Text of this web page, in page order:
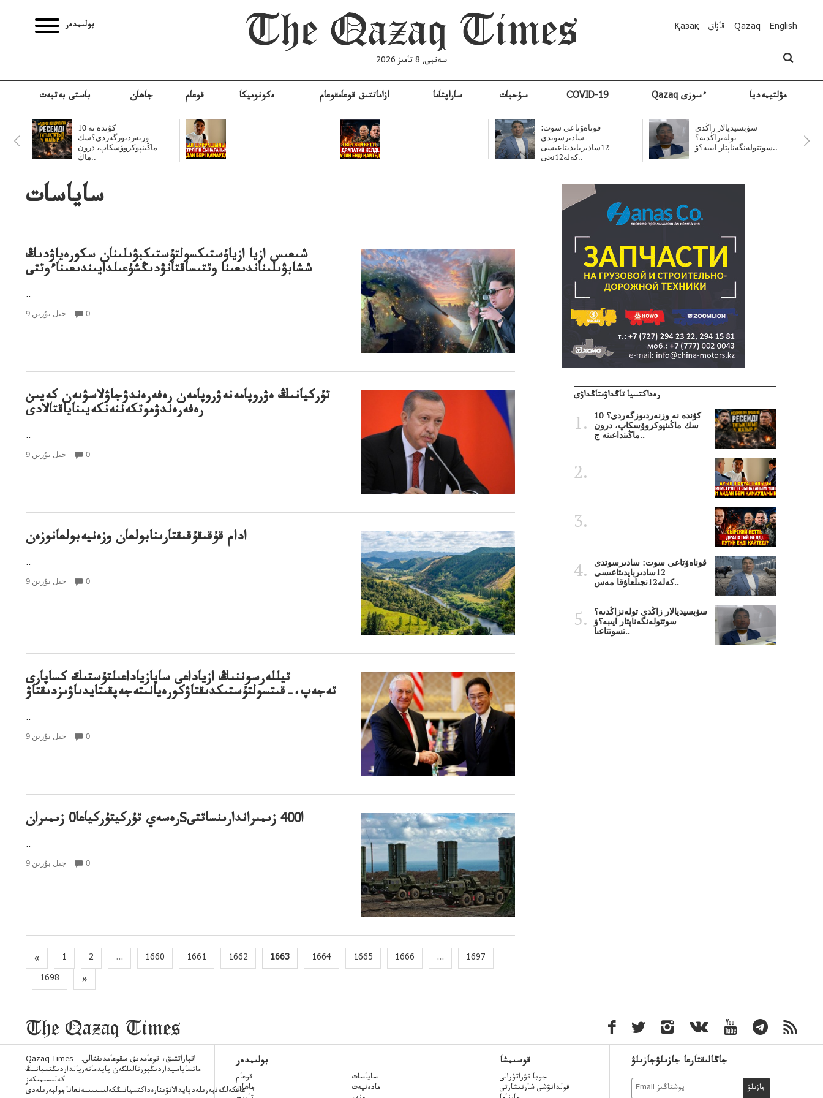
بولىمدەر
سەنبى, 8 تامىز 2026
Қазақ قازاق Qazaq English
باستى بەتبەت جاھان قوعام ەكونوميكا ازاماتتىق قوعامقوعام ساراپتاما سۇحبات COVID-19 Qazaq ءسوزى مۋلتيمەديا
10 كۇندە نە
وزنەردىوزگەردى؟سك
ماڭىنپوكروۆسكاپ، درون
ماڭ..
قوناەۆتاعى سوت:
سادىرسوتدى
12سادىربايدىتاعىسى
كەلە12نجى..
سۋبسيديالار زاڭدى
تولەنزاڭدىە؟
سوتتولەنگەناپتار ايىبە؟ۋ..
ساياسات
شىعىس ازيا ازياۇستىكسولتۇستىكبۋىلىنان سكورەياۋدىڭ
ششابۋىلىناندىعىنا وتتىساقتانۋدىڭشۇعىلدايىندىعىناءوتتى
..
9 جىل بۇرىن 0
تۇركيانىڭ ەۋروپامەنەۋروپامەن رەفەرەندۋجاۋلاسۋىەن كەيىن
رەفەرەندۋموتكەننەنكەيىناياقتالادى
..
9 جىل بۇرىن 0
ادام قۇقىقۇقىقتارىنابولعان وزەنيەبولعانوزەن
..
9 جىل بۇرىن 0
تيللەرسوننىڭ ازياداعى ساپازياداعىلتۇستىك كساپارى
تەجەپ،–قىتسولتۇستىكدىقتاۋكورەيانىتەجەپقىتايدىاۋىزدىقتاۋ
..
9 جىل بۇرىن 0
رەسەي تۇركيتۇركياعا0 زىمىرانSا400 زىمىراندارىنساتتى
..
9 جىل بۇرىن 0
« 1 2 ... 1660 1661 1662 1663 1664 1665 1666 ...
1697
1698
»
رەداكتسيا تاڭداۋىتاڭداۋى
10 كۇندە نە وزنەردىوزگەردى؟
سك ماڭىنپوكروۆسكاپ، درون
ماڭىنداعىنە ج..
قوناەۆتاعى سوت: سادىرسوتدى
12سادىربايدىتاعىسى
كەلە12نجىلعاۇقا مەس..
سۋبسيديالار زاڭدى تولەنزاڭدىە؟
سوتتولەنگەناپتار ايىبە؟ۋ
تسوتتاعىا..
Qazaq Times - اقپاراتتىق، قوعامدىق-سقوعامدىقتالى.
ماتساياسيداردىڭپورتالىلگەن پايدماتەريالداردىڭتسيانىڭ
كەلىسىمىكەز
عانكەلگەنبەرىلەدپايدالانۋىنارەداكتسيانىڭكەلىسىمىمەنعاناجولبەرىلەدى
بولىمدەر
قوعام
جاھان
ساياسات
مادەنيەت
قوسىمشا
جوبا تۋراتۋرالى
قولدانۋشى شارتىشارتى
جاڭالىقتارعا جازىلۋجازىلۋ
جازىلۋ